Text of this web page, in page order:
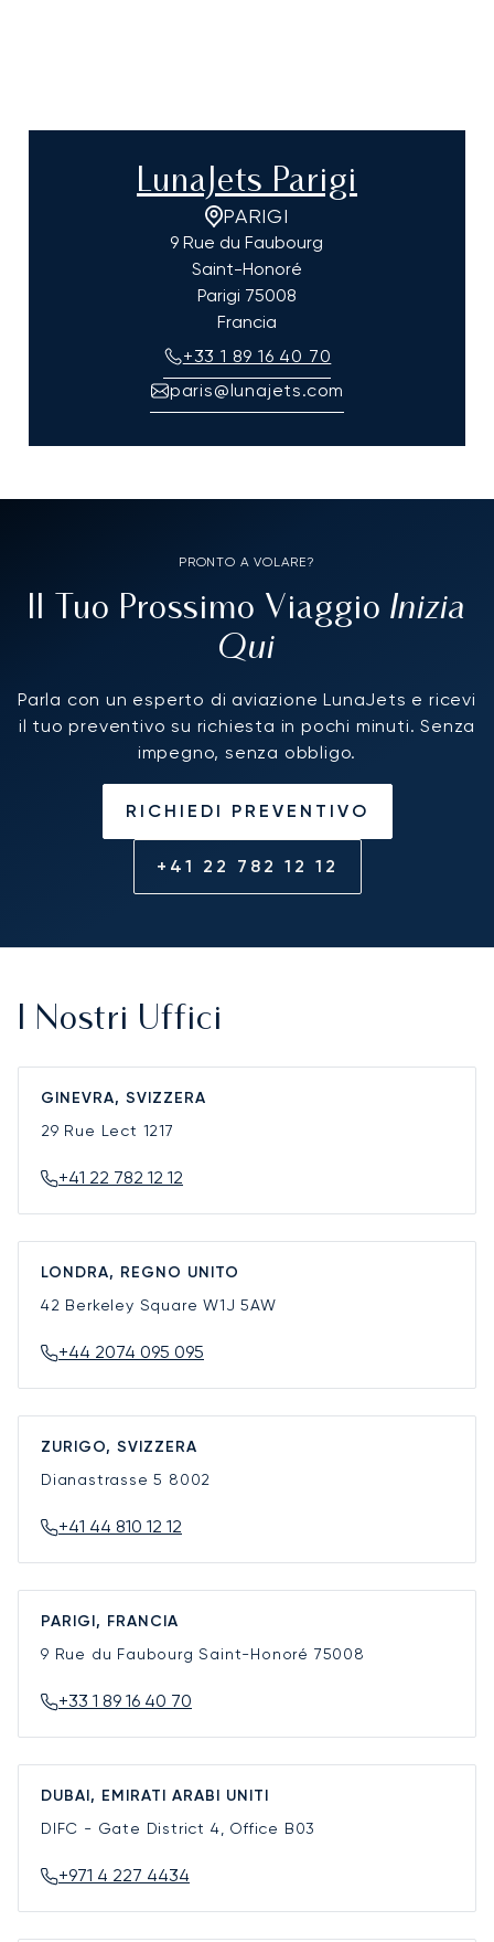
LunaJets Parigi
PARIGI
9 Rue du Faubourg
Saint-Honoré
Parigi 75008
Francia
+33 1 89 16 40 70
paris@lunajets.com
PRONTO A VOLARE?
Il Tuo Prossimo Viaggio Inizia
Qui
Parla con un esperto di aviazione LunaJets e ricevi
il tuo preventivo su richiesta in pochi minuti. Senza
impegno, senza obbligo.
RICHIEDI PREVENTIVO
+41 22 782 12 12
I Nostri Uffici
GINEVRA, SVIZZERA
29 Rue Lect 1217
+41 22 782 12 12
LONDRA, REGNO UNITO
42 Berkeley SquareW1J 5AW
+44 2074 095 095
ZURIGO, SVIZZERA
Dianastrasse 5 8002
+41 44 810 12 12
PARIGI, FRANCIA
9 Rue du Faubourg Saint-Honoré 75008
+33 1 89 16 40 70
DUBAI, EMIRATI ARABI UNITI
DIFC - Gate District 4, Office B03
+971 4 227 4434